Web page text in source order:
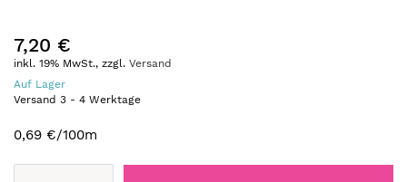
7,20 €
inkl. 19% MwSt., zzgl. Versand
Auf Lager
Versand 3 - 4 Werktage
0,69 €/100m